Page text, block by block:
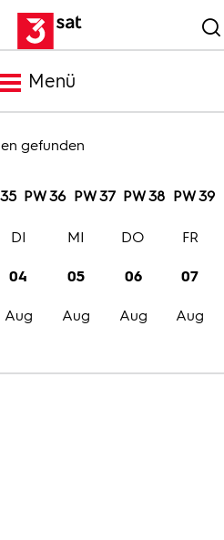
Menü
Trailer
Bilder
gefunden
PW 36 PW 37 PW 38 PW 39
04
Aug
DI
05
Aug
MI
06
Aug
DO
07
Aug
FR